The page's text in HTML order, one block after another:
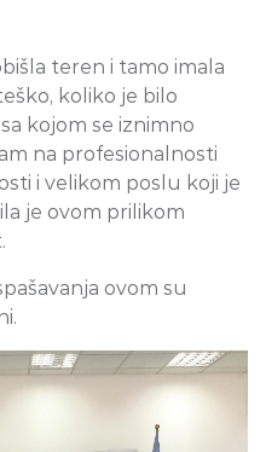
teren i tamo imala
koliko je bilo
kojom se iznimno
na profesionalnosti
i velikom poslu koji je
je ovom prilikom
ovom su